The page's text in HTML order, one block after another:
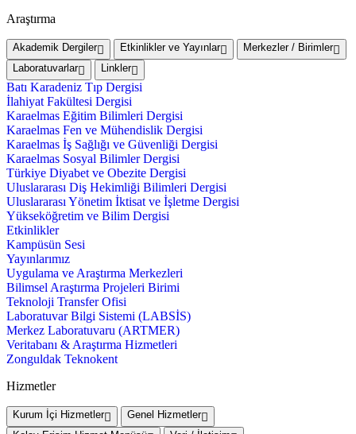
Araştırma
Akademik Dergiler Etkinlikler ve Yayınlar
Merkezler / Birimler
Laboratuvarlar
Linkler
Batı Karadeniz Tıp Dergisi
İlahiyat Fakültesi Dergisi
Karaelmas Eğitim Bilimleri Dergisi
Karaelmas Fen ve Mühendislik Dergisi
Karaelmas İş Sağlığı ve Güvenliği Dergisi
Karaelmas Sosyal Bilimler Dergisi
Türkiye Diyabet ve Obezite Dergisi
Uluslararası Diş Hekimliği Bilimleri Dergisi
Uluslararası Yönetim İktisat ve İşletme Dergisi
Yükseköğretim ve Bilim Dergisi
Etkinlikler
Kampüsün Sesi
Yayınlarımız
Uygulama ve Araştırma Merkezleri
Bilimsel Araştırma Projeleri Birimi
Teknoloji Transfer Ofisi
Laboratuvar Bilgi Sistemi (LABSİS)
Merkez Laboratuvaru (ARTMER)
Veritabanı & Araştırma Hizmetleri
Zonguldak Teknokent
Hizmetler
Kurum İçi Hizmetler
Genel Hizmetler